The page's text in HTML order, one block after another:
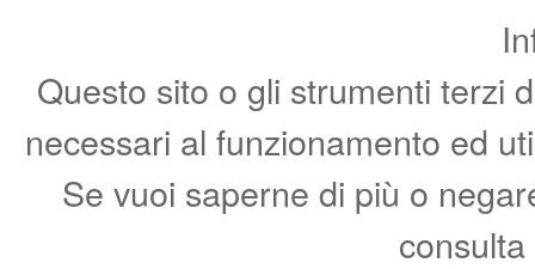
Questo sito o gli strumenti terzi
necessari al funzionamento ed
Se vuoi saperne di più o